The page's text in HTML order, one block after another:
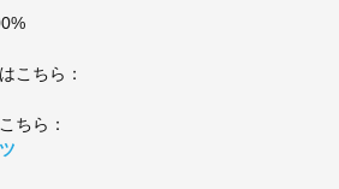
こちら：
ちら：